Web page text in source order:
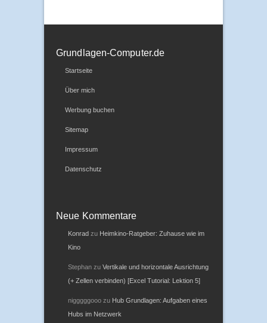
Grundlagen-Computer.de
Startseite
Über mich
Werbung buchen
Sitemap
Impressum
Datenschutz
Neue Kommentare
Konrad zu Heimkino-Ratgeber: Zuhause wie im
Kino
Stephan zu Vertikale und horizontale Ausrichtung
(+ Zellen verbinden) [Excel Tutorial: Lektion 5]
nigggggooo zu Hub Grundlagen: Aufgaben eines
Hubs im Netzwerk